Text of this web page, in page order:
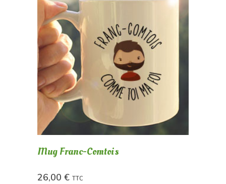
Mug Franc-Comtois
26,00 € TTC